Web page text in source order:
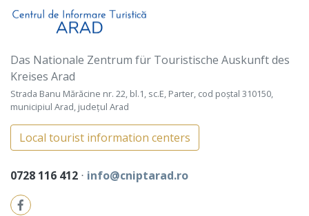
Das Nationale Zentrum für Touristische Auskunft des
Kreises Arad
Strada Banu Mărăcine nr. 22, bl.1, sc.E, Parter, cod poștal 310150,
municipiul Arad, județul Arad
Local tourist information centers
0728 116 412 ⋅ info@cniptarad.ro